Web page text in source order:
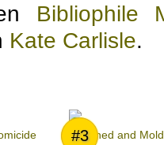
Bibliophile
Kate Carlisle.
#3
Crowned and